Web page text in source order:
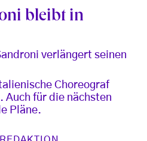
bleibt in
verlängert seinen
Choreograf
Auch für die nächsten
Pläne.